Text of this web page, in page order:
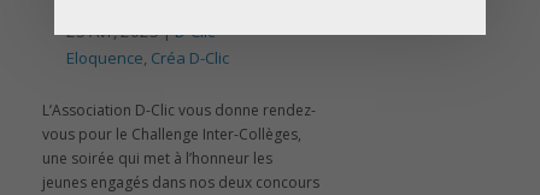
25 Avr, 2025 |D-Clic
Eloquence, Créa D-Clic
L’Association D-Clic vous donne rendez-
vous pour le Challenge Inter-Collèges,
une soirée qui met à l’honneur les
jeunes engagés dans nos deux concours